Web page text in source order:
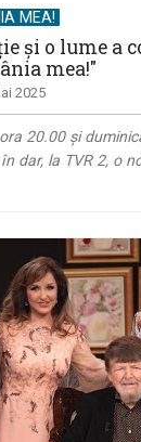
MEA!
și o lume a
mea!"
2025
20.00 și
dar, la TVR 2, o